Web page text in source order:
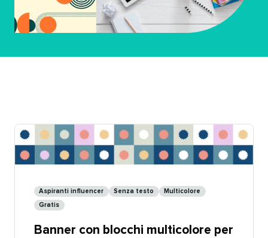
Aspiranti influencer​​ Senza testo​​ Multicolore​​
Gratis​​
Banner con blocchi multicolore per